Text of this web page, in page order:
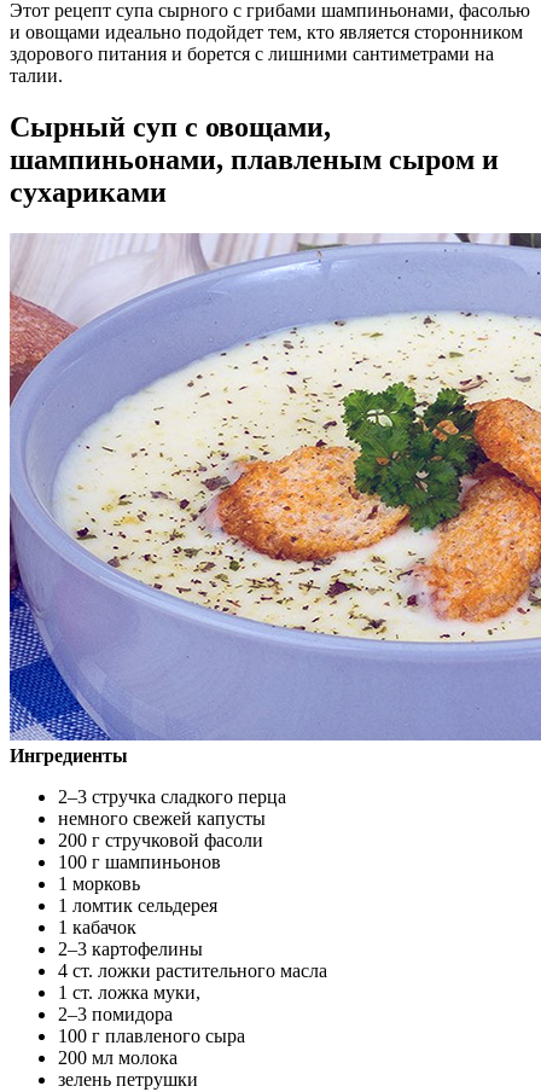
Этот рецепт супа сырного с грибами шампиньонами, фасолью
и овощами идеально подойдет тем, кто является сторонником
здорового питания и борется с лишними сантиметрами на
талии.
Сырный суп с овощами,
шампиньонами, плавленым сыром и
сухариками
Ингредиенты
2–3 стручка сладкого перца
немного свежей капусты
200 г стручковой фасоли
100 г шампиньонов
1 морковь
1 ломтик сельдерея
1 кабачок
2–3 картофелины
4 ст. ложки растительного масла
1 ст. ложка муки,
2–3 помидора
100 г плавленого сыра
200 мл молока
зелень петрушки